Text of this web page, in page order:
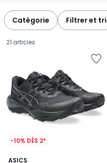
Catégorie Filtrer et
21 articles
-10% DÈS 2*
ASICS
4,9
2